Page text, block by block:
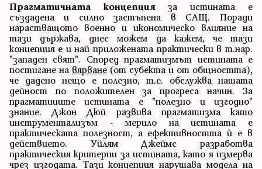
Прагматичната концепцияза истината е
създадена и силно застъпена в САЩ. Поради
нарастващото военно и икономическо влияние на
тази държава, днес можем да кажем, че тази
концепция е и най-приложената практически в т.нар.
"западен свят". Според прагматизмът истината е
постигане на вярване (от субекта и от общността),
че дадено нещо е полезно, т.е. обслужва нашата
дейност по положителен за прогреса начин. За
прагматиците истината е "полезно и изгодно"
знание. Джон Дюй развива прагматизма като
инструментализъм - мерило на истината е
практическата полезност, а ефективността ѝ е в
действието. Уйлям Джеймс разработва
практическия критерии за истината, като я измерва
чрез изгодата. Тази концепция нарушава модела на